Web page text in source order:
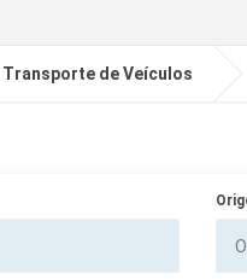
Transporte de Veículos